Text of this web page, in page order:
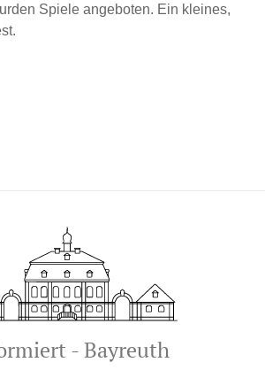
Spiele angeboten. Ein kleines,
- Bayreuth